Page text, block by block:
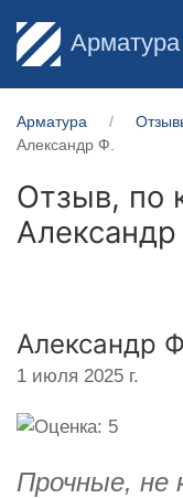
Арматура
Арматура
Александр Ф.
Отзыв, по
Александр
1 июля 2025 г.
Прочные, не